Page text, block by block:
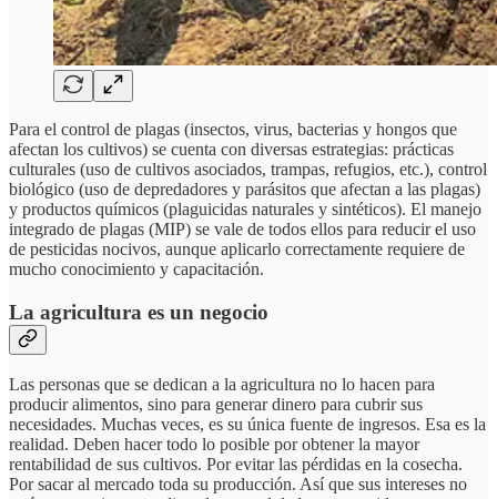
Para el control de plagas (insectos, virus, bacterias y hongos que
afectan los cultivos) se cuenta con diversas estrategias: prácticas
culturales (uso de cultivos asociados, trampas, refugios, etc.), control
biológico (uso de depredadores y parásitos que afectan a las plagas)
y productos químicos (plaguicidas naturales y sintéticos). El manejo
integrado de plagas (MIP) se vale de todos ellos para reducir el uso
de pesticidas nocivos, aunque aplicarlo correctamente requiere de
mucho conocimiento y capacitación.
La agricultura es un negocio
Las personas que se dedican a la agricultura no lo hacen para
producir alimentos, sino para generar dinero para cubrir sus
necesidades. Muchas veces, es su única fuente de ingresos. Esa es la
realidad. Deben hacer todo lo posible por obtener la mayor
rentabilidad de sus cultivos. Por evitar las pérdidas en la cosecha.
Por sacar al mercado toda su producción. Así que sus intereses no